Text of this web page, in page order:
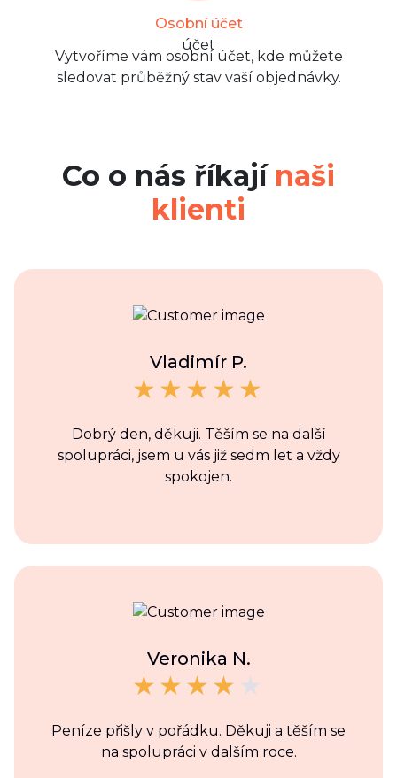
Osobní účet
Vytvoříme vám osobní účet, kde můžete
sledovat průběžný stav vaší objednávky.
Co o nás říkají naši
klienti
Vladimír P.
Dobrý den, děkuji. Těším se na další
spolupráci, jsem u vás již sedm let a vždy
spokojen.
Veronika N.
Peníze přišly v pořádku. Děkuji a těším se
na spolupráci v dalším roce.